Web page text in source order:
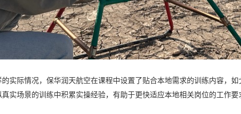
实际情况，保华润天航空在课程中设置了贴合本地需求的训练内容，
实场景的训练中积累实操经验，有助于更快适应本地相关岗位的工作要